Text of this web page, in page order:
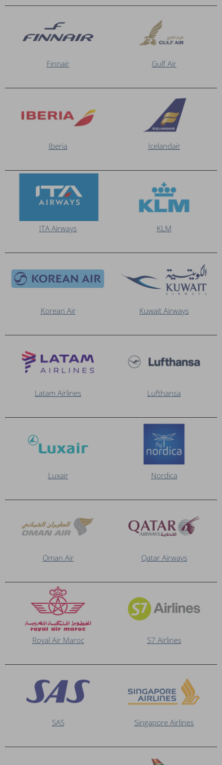
Finnair Gulf Air
Iberia Icelandair
ITA Airways KLM
Korean Air Kuwait Airways
Latam Airlines Lufthansa
Luxair Nordica
Oman Air Qatar Airways
Royal Air Maroc S7 Airlines
SAS Singapore Airlines